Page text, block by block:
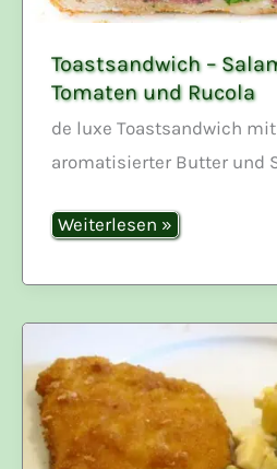
Toastsandwich –
Tomaten und Rucola
de luxe Toastsandwich
aromatisierter Butter und
Toastsandwich
–
mit
Rucola
Weiterlesen »